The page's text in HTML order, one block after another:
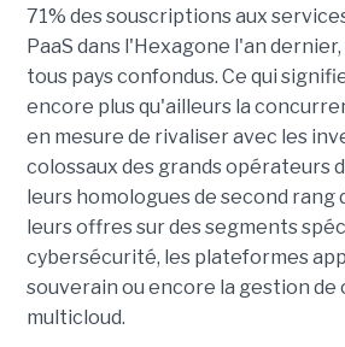
71% des souscriptions aux
PaaS dans l'Hexagone l'an
tous pays confondus. Ce qui
encore plus qu'ailleurs la
en mesure de rivaliser avec les
colossaux des grands opérateurs
leurs homologues de second
leurs offres sur des segments
cybersécurité, les plateformes
souverain ou encore la gestion de
multicloud.